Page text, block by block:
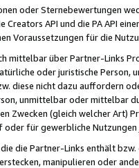
oder Sternebewertungen
Creators API und die PA API
Voraussetzungen für die
mittelbar über Partner-Links
oder juristische
diese nicht dazu auffordern
unmittelbar oder mittelbar
Zwecken (gleich welcher Art)
oder für gewerbliche
die die Partner-Links enthält
manipulieren oder